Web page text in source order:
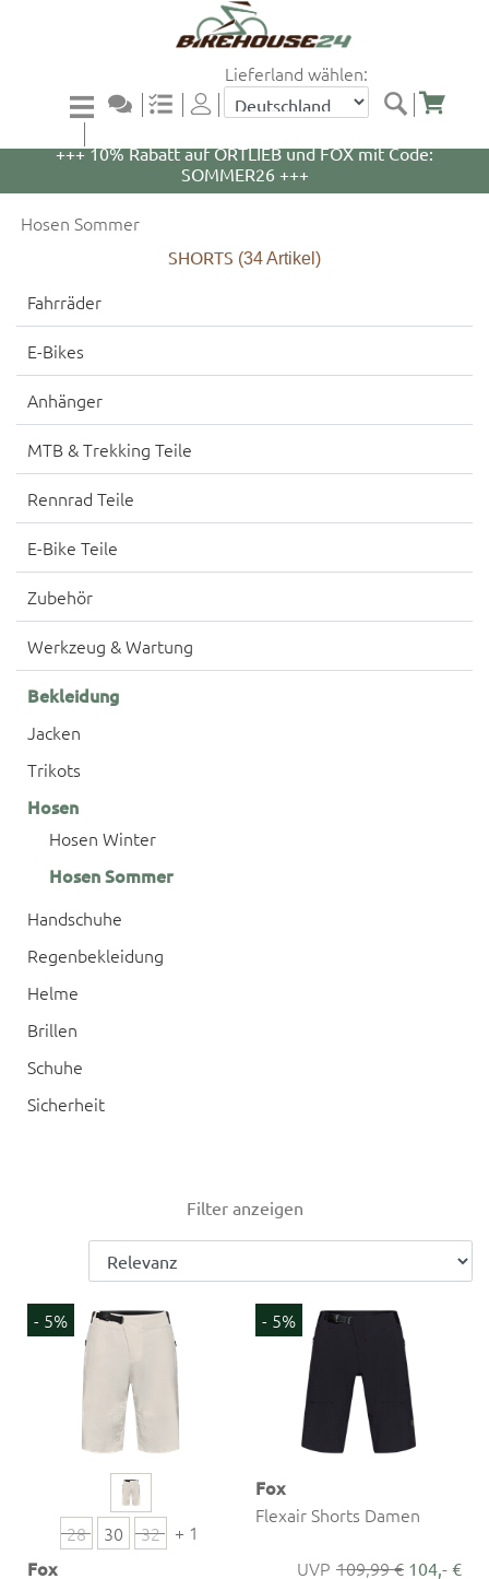
Lieferland wählen:
+++ 5% Rabatt auf WOOM Bikes und Zubehör mit
+++ 10% Rabatt auf ORTLIEB und FOX mit Code:
SOMMER26 +++
Hosen Sommer
SHORTS (34Artikel)
Fahrräder
E-Bikes
Anhänger
MTB & Trekking Teile
Rennrad Teile
E-Bike Teile
Zubehör
Werkzeug & Wartung
Bekleidung
Jacken
Trikots
Hosen
Hosen Winter
Hosen Sommer
Handschuhe
Regenbekleidung
Helme
Brillen
Schuhe
Sicherheit
Filter anzeigen
- 5%
28 30 32
+ 1
Fox
- 5%
Fox
Flexair Shorts Damen
109,99 € 104,- €